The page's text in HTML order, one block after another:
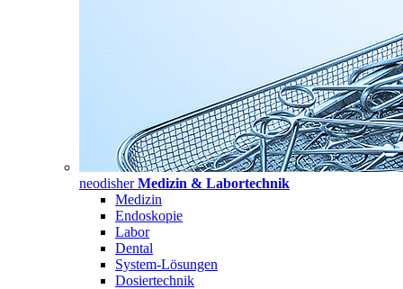
neodisherMedizin & Labortechnik
Medizin
Endoskopie
Labor
Dental
System-Lösungen
Dosiertechnik